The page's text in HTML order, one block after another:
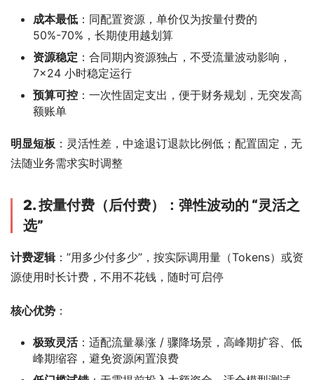
成本最低 ：同配置资源，单价仅为按量付费的
50%-70%，长期使用越划算
资源稳定 ：合同期内资源独占，不受流量波动影响，
7×24 小时稳定运行
预算可控 ：一次性固定支出，便于财务规划，无突发高
额账单
明显短板 ：灵活性差，中途退订退款比例低；配置固定，无
法随业务需求实时调整
2. 按量付费（后付费）：弹性波动的 “灵活之
选”
计费逻辑：”用多少付多少”，按实际调用量（Tokens）或资
源使用时长计费，不用不花钱，随时可启停
核心优势 ：
极致灵活：适配流量暴涨 / 骤降场景，高峰期扩容、低
峰期缩容，避免资源闲置浪费